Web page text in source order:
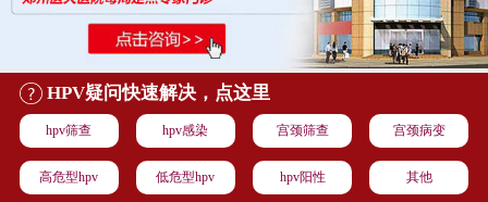
HPV疑问快速解决，点这里
hpv筛查 hpv感染 宫颈筛查 宫颈病变
高危型hpv 低危型hpv hpv阳性 其他